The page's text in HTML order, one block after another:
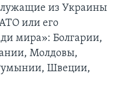
из Украины
или его
мира»: Болгарии,
Молдовы,
Швеции,